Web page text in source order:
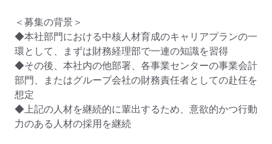
＜募集の背景＞
◆本社部門における中核人材育成のキャリアプランの一
環として、まずは財務経理部で一連の知識を習得
◆その後、本社内の他部署、各事業センターの事業会計
部門、またはグループ会社の財務責任者としての赴任を
想定
◆上記の人材を継続的に輩出するため、意欲的かつ行動
力のある人材の採用を継続